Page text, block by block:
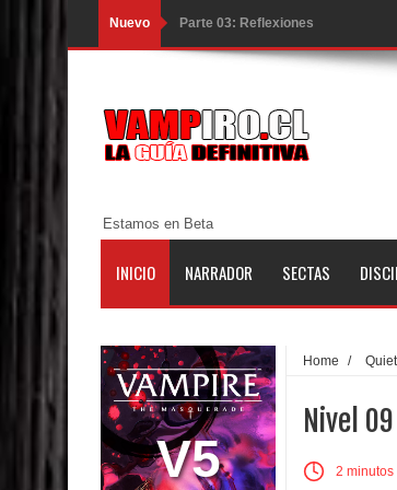
Nuevo Parte 02: Un Bicho Raro
Parte 01: Una Misión de Locos
Parte 03: Forastero en Tierra
Parte 10: El Secreto
Parte 06: El Trato con los Muertos
Parte 05: Sitiados
Parte 04: Se Descubre el Pastel
Parte 03: Una Piraña en el Bidé
Estamos en Beta
INICIO NARRADOR SECTAS
V5
Home /
Nivel
2